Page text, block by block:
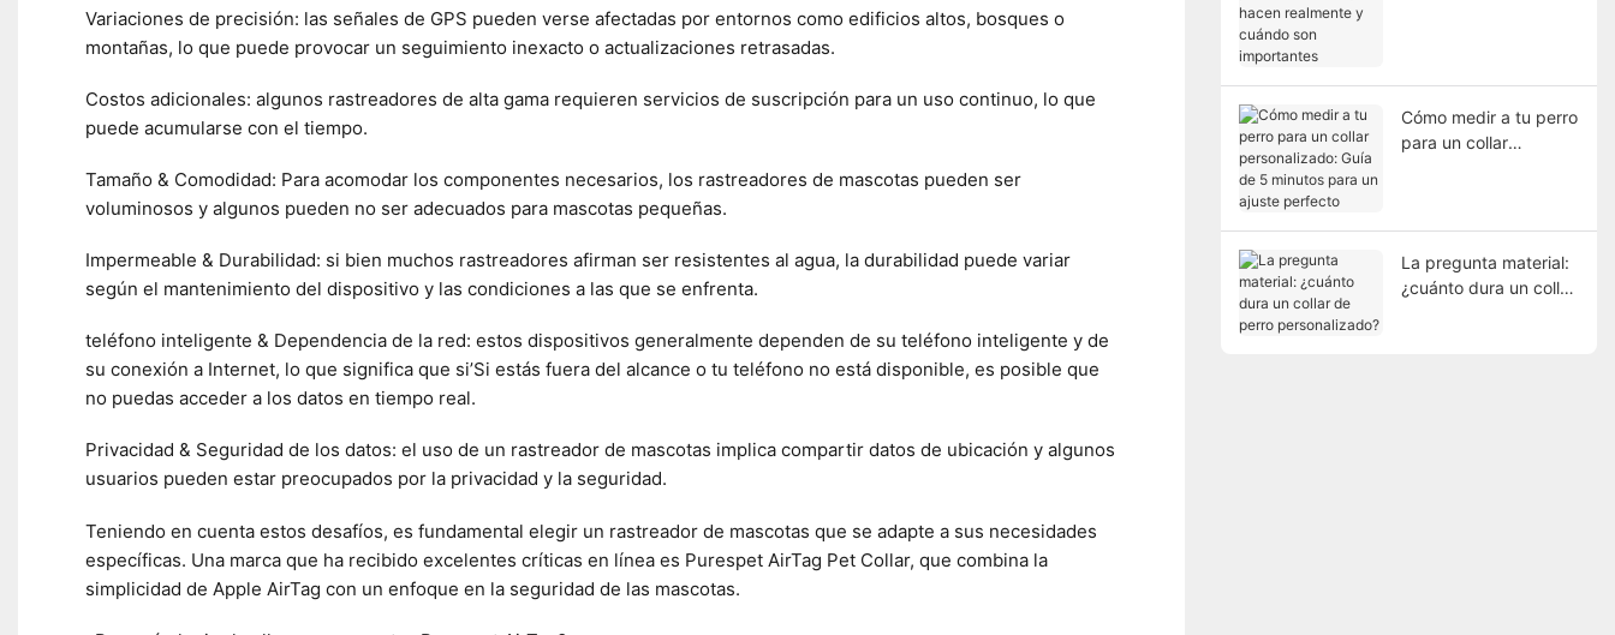
Variaciones de precisión: las señales de GPS pueden verse afectadas por entornos como edificios altos, bosques o
montañas, lo que puede provocar un seguimiento inexacto o actualizaciones retrasadas.
Costos adicionales: algunos rastreadores de alta gama requieren servicios de suscripción para un uso continuo, lo que
puede acumularse con el tiempo.
Tamaño & Comodidad: Para acomodar los componentes necesarios, los rastreadores de mascotas pueden ser
voluminosos y algunos pueden no ser adecuados para mascotas pequeñas.
Impermeable & Durabilidad: si bien muchos rastreadores afirman ser resistentes al agua, la durabilidad puede variar
según el mantenimiento del dispositivo y las condiciones a las que se enfrenta.
teléfono inteligente & Dependencia de la red: estos dispositivos generalmente dependen de su teléfono inteligente y de
su conexión a Internet, lo que significa que si’Si estás fuera del alcance o tu teléfono no está disponible, es posible que
no puedas acceder a los datos en tiempo real.
Privacidad & Seguridad de los datos: el uso de un rastreador de mascotas implica compartir datos de ubicación y algunos
usuarios pueden estar preocupados por la privacidad y la seguridad.
Teniendo en cuenta estos desafíos, es fundamental elegir un rastreador de mascotas que se adapte a sus necesidades
específicas. Una marca que ha recibido excelentes críticas en línea es Purespet AirTag Pet Collar, que combina la
simplicidad de Apple AirTag con un enfoque en la seguridad de las mascotas.
Cómo medir a tu perro
para un collar
La pregunta material:
¿cuánto dura un collar